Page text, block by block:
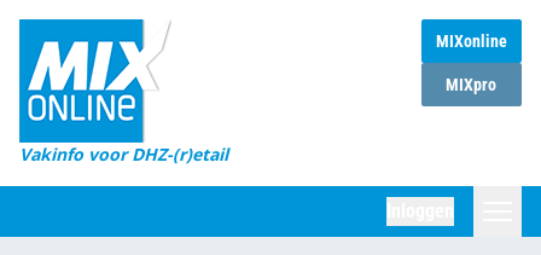
MIXonline
MIXpro
Vakinfo voor DHZ-(r)etail
Home
Magazines
DHZ Sessie